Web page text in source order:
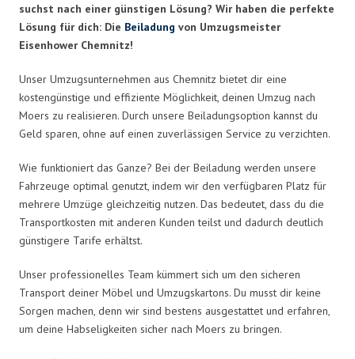
suchst nach einer günstigen Lösung? Wir haben die perfekte
Lösung für dich: Die Beiladung von Umzugsmeister
Eisenhower Chemnitz!
Unser Umzugsunternehmen aus Chemnitz bietet dir eine
kostengünstige und effiziente Möglichkeit, deinen Umzug nach
Moers zu realisieren. Durch unsere Beiladungsoption kannst du
Geld sparen, ohne auf einen zuverlässigen Service zu verzichten.
Wie funktioniert das Ganze? Bei der Beiladung werden unsere
Fahrzeuge optimal genutzt, indem wir den verfügbaren Platz für
mehrere Umzüge gleichzeitig nutzen. Das bedeutet, dass du die
Transportkosten mit anderen Kunden teilst und dadurch deutlich
günstigere Tarife erhältst.
Unser professionelles Team kümmert sich um den sicheren
Transport deiner Möbel und Umzugskartons. Du musst dir keine
Sorgen machen, denn wir sind bestens ausgestattet und erfahren,
um deine Habseligkeiten sicher nach Moers zu bringen.